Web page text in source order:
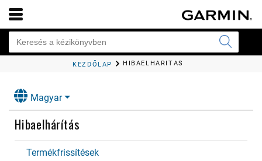
KEZDŐLAP HIBAELHÁRÍTÁS
Magyar
Hibaelhárítás
Termékfrissítések